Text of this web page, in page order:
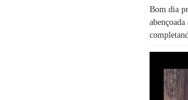
Bom dia